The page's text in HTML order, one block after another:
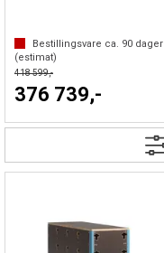
Bestillingsvare ca. 90 dager
(estimat)
418 599,-
376 739,-